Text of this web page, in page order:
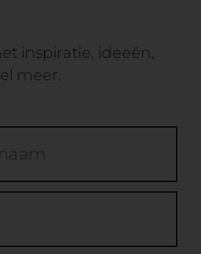
inspiratie, ideeën,
meer.